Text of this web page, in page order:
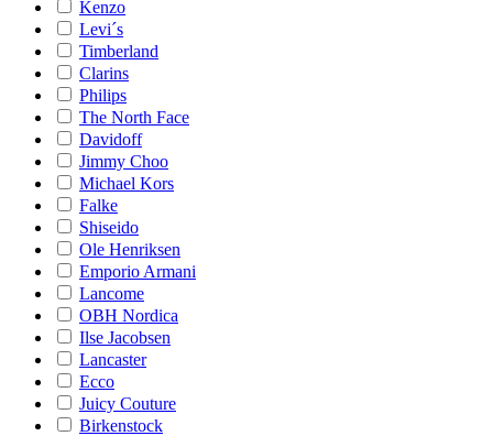
Kenzo
Levi´s
Timberland
Clarins
Philips
The North Face
Davidoff
Jimmy Choo
Michael Kors
Falke
Shiseido
Ole Henriksen
Emporio Armani
Lancome
OBH Nordica
Ilse Jacobsen
Lancaster
Ecco
Juicy Couture
Birkenstock